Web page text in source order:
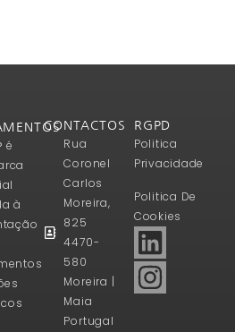
é
à
CONTACTOS
Rua
Coronel
Carlos
Moreira,
825
4470-
580
Moreira |
Maia
Portugal
RGPD
Politica
Privacidade
Politica De
Cookies